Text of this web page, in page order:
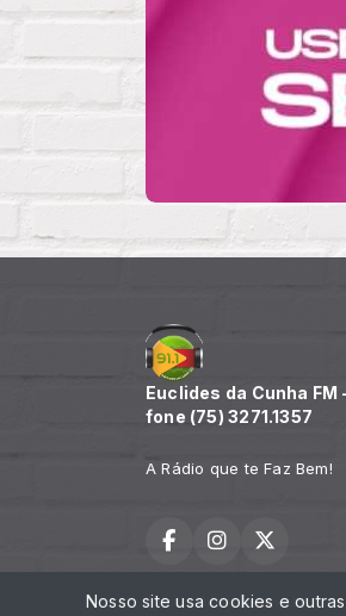
Euclides da Cunha FM
fone (75) 3271.1357
A Rádio que te Faz Bem!
Todos os direitos reservados.
Nosso site usa cookies e